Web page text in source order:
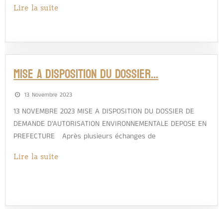
Lire la suite
MISE A DISPOSITION DU DOSSIER…
13 Novembre 2023
13 NOVEMBRE 2023 MISE A DISPOSITION DU DOSSIER DE
DEMANDE D'AUTORISATION ENVIRONNEMENTALE DEPOSE EN
PREFECTURE Après plusieurs échanges de
Lire la suite